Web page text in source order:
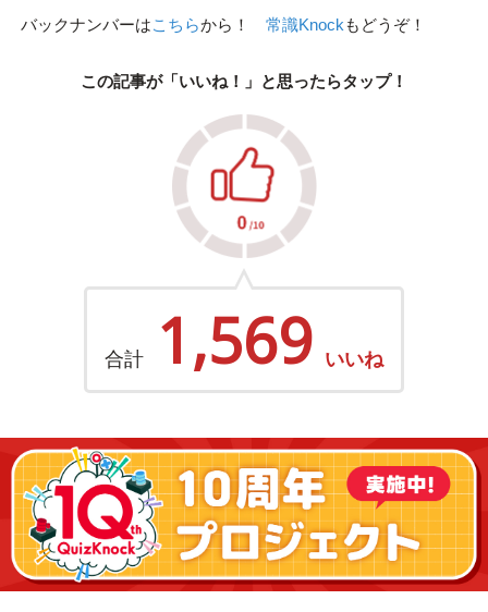
バックナンバーはこちらから！ 常識Knock もどうぞ！
この記事が「いいね！」と思ったらタップ！
合計 1,569 いいね